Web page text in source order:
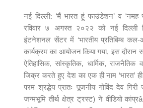
नई दिल्ली: ‘मैं भारत हूं फाउंडेशन’ व ‘नमह
रविवार ७ अगस्त २०२२ को नई दिल्ली
इंटनेशनल सेंटर में ‘भारतीय प्रतिबिम्ब
कार्यक्रम का आयोजन किया गया, इस
ऐतिहासिक, सांस्कृतिक, धार्मिक, राजनैतिक
जिक्र करते हुए देश का एक ही नाम ‘भारत’
परम श्रद्धेय प्रातः पूजनीय गोविंद देव गिरी
जन्मभूमि तीर्थ क्षेत्र ट्रस्ट) ने वीडियो